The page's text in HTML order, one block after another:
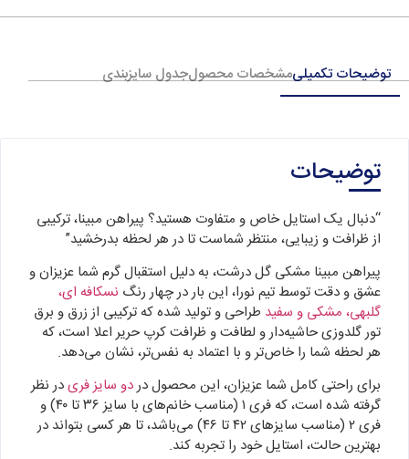
توضیحات تکمیلیمشخصات محصولجدول سایزبندی
توضیحات
“دنبال یک استایل خاص و متفاوت هستید؟ پیراهن مبینا، ترکیبی
از ظرافت و زیبایی، منتظر شماست تا در هر لحظه بدرخشید”
پیراهن مبینا مشکی گل درشت، به دلیل استقبال گرم شما عزیزان و
عشق و دقت توسط تیم نورا، این بار در چهار رنگ نسکافه ای،
گلبهی، مشکی و سفید طراحی و تولید شده که ترکیبی از زرق و برق
تور گلدوزی حاشیه‌دار و لطافت و ظرافت کرپ حریر اعلا است، که
هر لحظه شما را خاص‌تر و با اعتماد به نفس‌تر، نشان می‌دهد.
برای راحتی کامل شما عزیزان، این محصول دردو سایز فریدر نظر
گرفته شده است، که فری ۱ (مناسب خانم‌های با سایز ۳۶ تا ۴۰) و
فری ۲ (مناسب سایزهای ۴۲ تا ۴۶) می‌باشد، تا هر کسی بتواند در
بهترین حالت، استایل خود را تجربه کند.